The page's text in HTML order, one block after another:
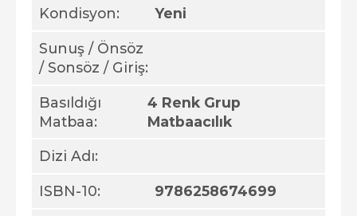
Kondisyon: Yeni
Sunuş / Önsöz
/ Sonsöz / Giriş:
Basıldığı
Matbaa:
4 Renk Grup
Matbaacılık
Dizi Adı:
ISBN-10: 9786258674699